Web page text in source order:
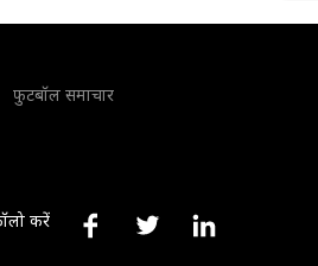
फुटबॉल समाचार
करें